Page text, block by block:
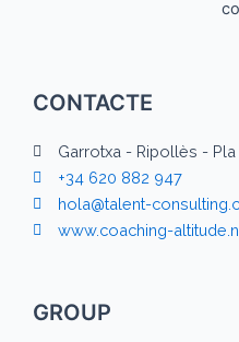
CONTACTE
Garrotxa - Ripollès -
+34 620 882 947
hola@talent-
www.coaching-
GROUP